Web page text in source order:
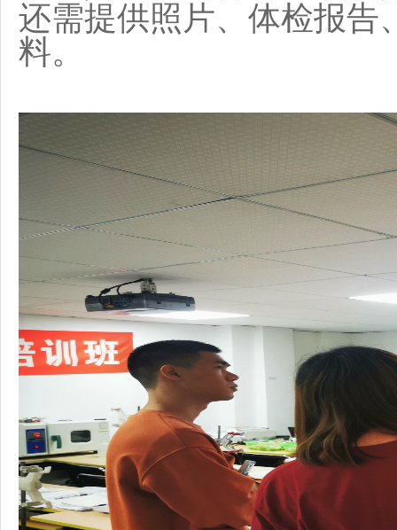
还需提供照片、体检报告
料。